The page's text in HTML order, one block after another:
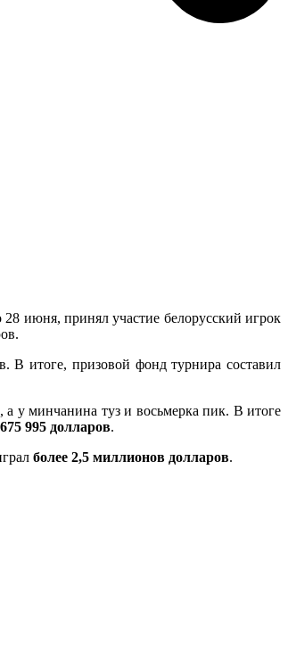
июня, принял участие белорусский игрок
В итоге, призовой фонд турнира составил
у минчанина туз и восьмерка пик. В итоге
675 995 долларов.
более 2,5 миллионов долларов.